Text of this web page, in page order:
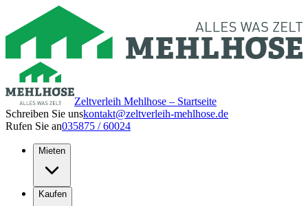
Zeltverleih Mehlhose – Startseite
Schreiben Sie unskontakt@zeltverleih-mehlhose.de
Rufen Sie an035875 / 60024
Mieten
Kaufen